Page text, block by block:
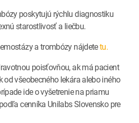
poskytujú rýchlu diagnostiku
starostlivosť a liečbu.
a trombózy nájdetetu.
poisťovňou, ak má pacient
všeobecného lekára alebo iného
ide o vyšetrenie na priamu
cenníka Unilabs Slovensko pre